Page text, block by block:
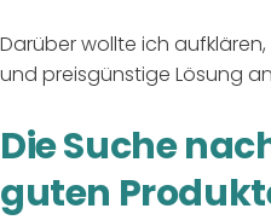
Darüber wollte ich
und preisgünstige Lösung
Die Suche
guten